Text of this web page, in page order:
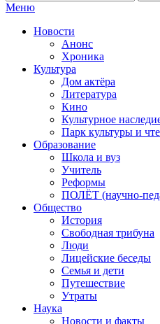
Меню
Новости
Анонс
Хроника
Культура
Дом актёра
Литература
Кино
Культурное
Парк культуры и
Образование
Школа и вуз
Учитель
Реформы
ПОЛЁТ (научно-
Общество
История
Свободная трибуна
Люди
Лицейские беседы
Семья и дети
Путешествие
Утраты
Наука
Новости и факты